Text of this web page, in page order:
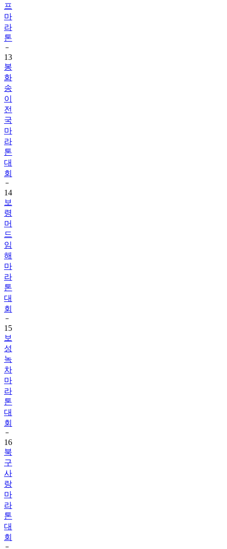
프
마
라
톤
13
봉
화
송
이
전
국
마
라
톤
대
회
14
보
령
머
드
임
해
마
라
톤
대
회
15
보
성
녹
차
마
라
톤
대
회
16
북
구
사
랑
마
라
톤
대
회